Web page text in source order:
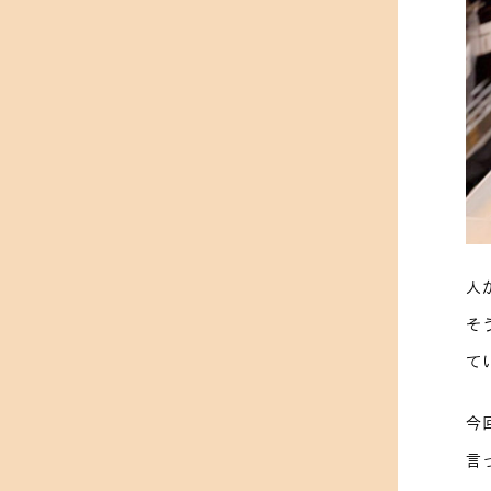
人
そ
て
今
言